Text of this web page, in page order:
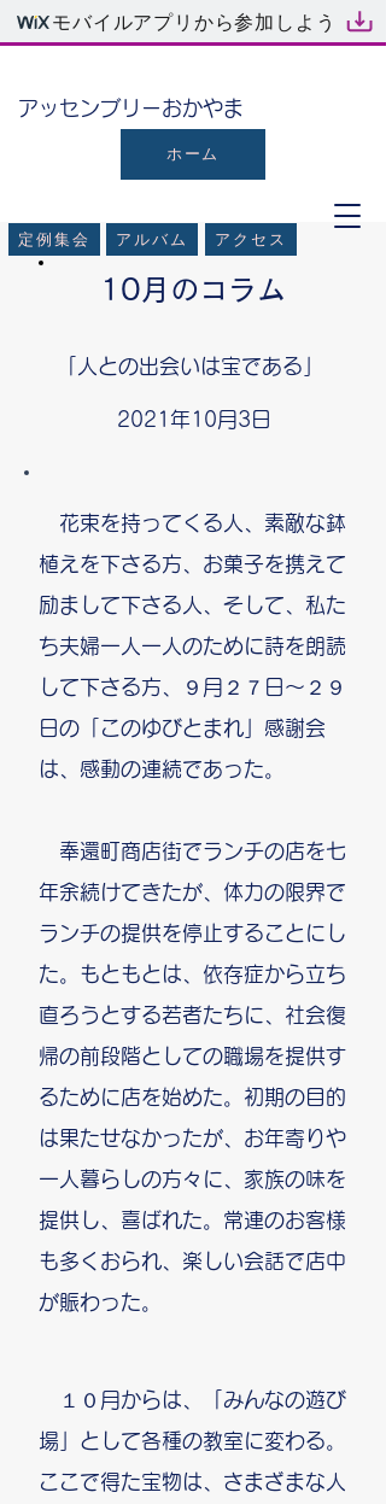
モバイルアプリから参加しよう
定例集会 アクセス
​アッセンブリーおかやま
アルバム
ホーム
10月のコラム
「人との出会いは宝である」
2021年10月3日
花束を持ってくる人、素敵な鉢
植えを下さる方、お菓子を携えて
励まして下さる人、そして、私た
ち夫婦一人一人のために詩を朗読
して下さる方、９月２７日～２９
日の「このゆびとまれ」感謝会
は、感動の連続であった。
奉還町商店街でランチの店を七
年余続けてきたが、体力の限界で
ランチの提供を停止することにし
た。もともとは、依存症から立ち
直ろうとする若者たちに、社会復
帰の前段階としての職場を提供す
るために店を始めた。初期の目的
は果たせなかったが、お年寄りや
一人暮らしの方々に、家族の味を
提供し、喜ばれた。常連のお客様
も多くおられ、楽しい会話で店中
が賑わった。
１０月からは、「みんなの遊び
場」として各種の教室に変わる。
ここで得た宝物は、さまざまな人